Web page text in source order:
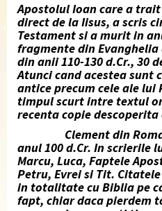
Apostolul Ioan care a
direct de la Iisus, a scris
Testament si a murit in
fragmente din
din anii 110-130 d.Cr., 30
Atunci cand acestea sunt
antice precum cele ale lui
timpul scurt intre textul
recenta copie
Clement din Roma
anul 100 d.Cr. In scrierile
Marcu, Luca, Faptele
Petru, Evrei si Tit.
in totalitate cu Biblia pe
fapt, chiar daca pierdem